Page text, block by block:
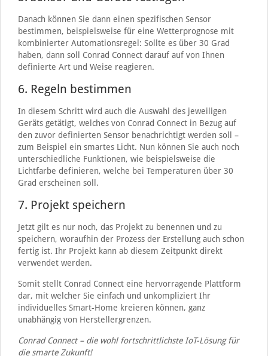
Danach können Sie dann einen spezifischen Sensor
bestimmen, beispielsweise für eine Wetterprognose mit
kombinierter Automationsregel: Sollte es über 30 Grad
haben, dann soll Conrad Connect darauf auf von Ihnen
definierte Art und Weise reagieren.
6. Regeln bestimmen
In diesem Schritt wird auch die Auswahl des jeweiligen
Geräts getätigt, welches von Conrad Connect in Bezug auf
den zuvor definierten Sensor benachrichtigt werden soll –
zum Beispiel ein smartes Licht. Nun können Sie auch noch
unterschiedliche Funktionen, wie beispielsweise die
Lichtfarbe definieren, welche bei Temperaturen über 30
Grad erscheinen soll.
7. Projekt speichern
Jetzt gilt es nur noch, das Projekt zu benennen und zu
speichern, woraufhin der Prozess der Erstellung auch schon
fertig ist. Ihr Projekt kann ab diesem Zeitpunkt direkt
verwendet werden.
Somit stellt Conrad Connect eine hervorragende Plattform
dar, mit welcher Sie einfach und unkompliziert Ihr
individuelles Smart-Home kreieren können, ganz
unabhängig von Herstellergrenzen.
Conrad Connect – die wohl fortschrittlichste IoT-Lösung für
die smarte Zukunft!